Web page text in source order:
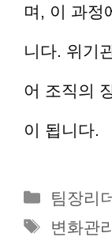
며, 이 과정
니다. 위기
어 조직의
이 됩니다.
카
테
팀장리
태
변화관